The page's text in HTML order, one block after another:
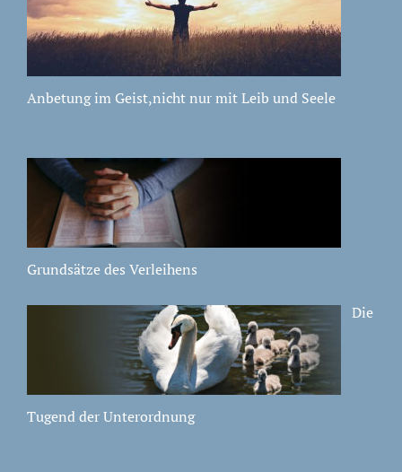
Anbetung im Geist,nicht nur mit Leib und Seele
Grundsätze des Verleihens
Die
Tugend der Unterordnung